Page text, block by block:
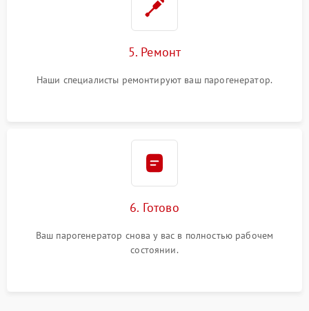
5. Ремонт
Наши специалисты ремонтируют ваш парогенератор.
6. Готово
Ваш парогенератор снова у вас в полностью рабочем
состоянии.